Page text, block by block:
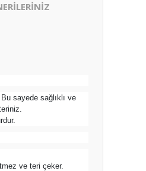
sayede sağlıklı ve
ve teri çeker.